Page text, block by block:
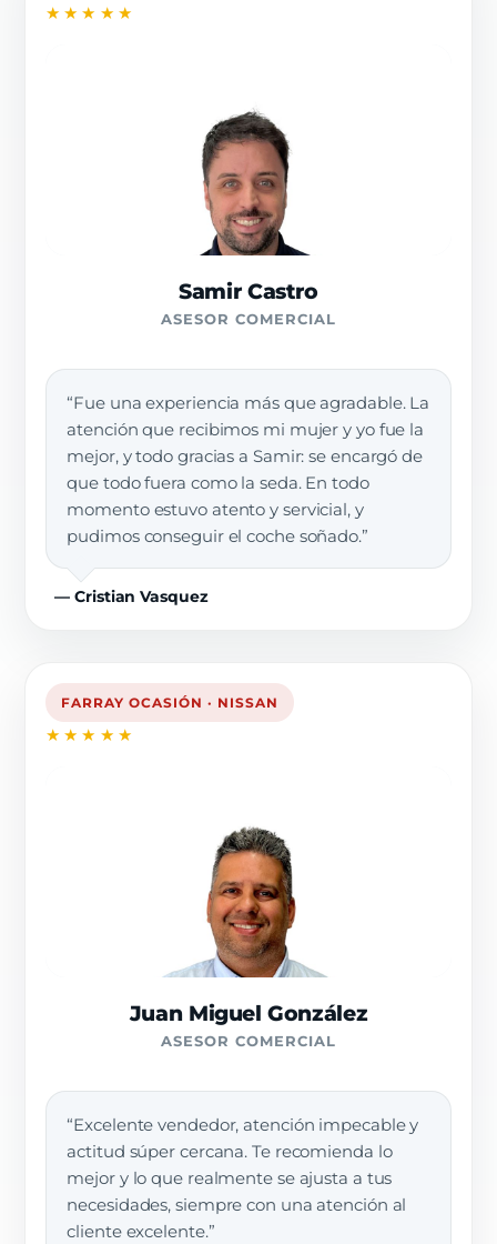
★★★★★
Samir Castro
ASESOR COMERCIAL
“Fue una experiencia más que agradable. La
atención que recibimos mi mujer y yo fue la
mejor, y todo gracias a Samir: se encargó de
que todo fuera como la seda. En todo
momento estuvo atento y servicial, y
pudimos conseguir el coche soñado.”
— Cristian Vasquez
FARRAY OCASIÓN · NISSAN
★★★★★
Juan Miguel González
ASESOR COMERCIAL
“Excelente vendedor, atención impecable y
actitud súper cercana. Te recomienda lo
mejor y lo que realmente se ajusta a tus
necesidades, siempre con una atención al
cliente excelente.”